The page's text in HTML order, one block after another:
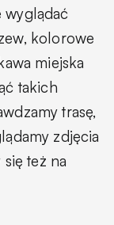
wyglądać
kolorowe
miejska
takich
trasę,
zdjęcia
też na